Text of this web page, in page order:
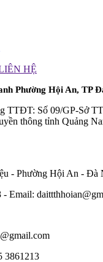
HỆ
Phường Hội An, TP
TTĐT: Số 09/GP-Sở
thông tỉnh Quảng
- Phường Hội An - Đà
Email:
3861213